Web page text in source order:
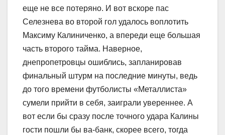
еще не все потеряно. И вот вскоре пас
Селезнева во второй гол удалось воплотить
Максиму Калиниченко, а впереди еще большая
часть второго тайма. Наверное,
днепропетровцы ошиблись, запланировав
финальный штурм на последние минуты, ведь
до того времени футболисты «Металлиста»
сумели прийти в себя, заиграли увереннее. А
вот если бы сразу после точного удара Калины
гости пошли бы ва-банк, скорее всего, тогда